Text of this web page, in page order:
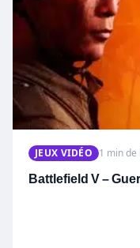
JEUX VIDÉO 1 min de
Battlefield V –